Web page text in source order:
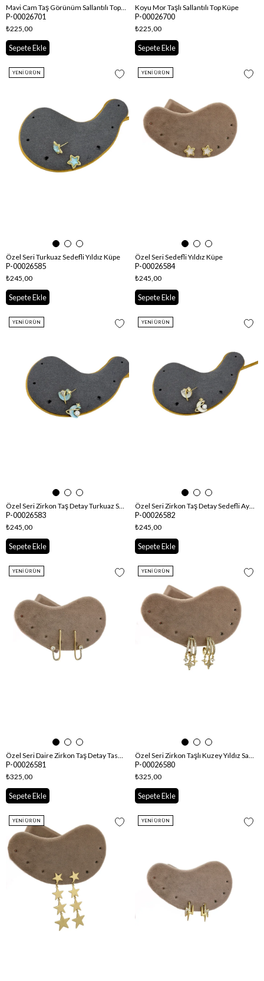
Mavi Cam Taş Görünüm Sallantılı Top Küpe
P-00026701
₺225,00
Sepete Ekle
Koyu Mor Taşlı Sallantılı Top Küpe
P-00026700
₺225,00
Sepete Ekle
Özel Seri Turkuaz Sedefli Yıldız Küpe
P-00026585
₺245,00
Sepete Ekle
YENI ÜRÜN
Özel Seri Sedefli Yıldız Küpe
P-00026584
₺245,00
Sepete Ekle
YENI ÜRÜN
Özel Seri Zirkon Taş Detay Turkuaz Sedefli Ay Küpe
P-00026583
₺245,00
Sepete Ekle
YENI ÜRÜN
Özel Seri Zirkon Taş Detay Sedefli Ay Küpe
P-00026582
₺245,00
Sepete Ekle
YENI ÜRÜN
Özel Seri Daire Zirkon Taş Detay Tasarım Küpe
P-00026581
₺325,00
Sepete Ekle
YENI ÜRÜN
Özel Seri Zirkon Taşlı Kuzey Yıldız Sallantılı Çoklu Görünüm Küpe
P-00026580
₺325,00
Sepete Ekle
YENI ÜRÜN
YENI ÜRÜN YENI ÜRÜN